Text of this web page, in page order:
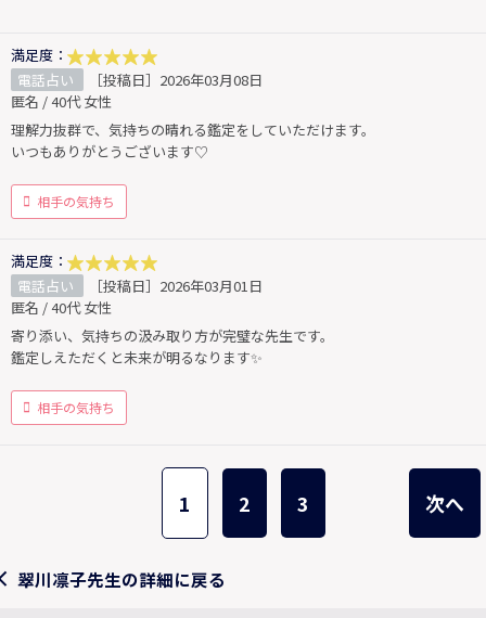
満足度：
電話占い
［投稿日］2026年03月08日
匿名 / 40代 女性
理解力抜群で、気持ちの晴れる鑑定をしていただけます。
いつもありがとうございます♡
相手の気持ち
満足度：
電話占い
［投稿日］2026年03月01日
匿名 / 40代 女性
寄り添い、気持ちの汲み取り方が完璧な先生です。
鑑定しえただくと未来が明るなります✨
相手の気持ち
1 2 3 次へ
翠川凛子先生の詳細に戻る